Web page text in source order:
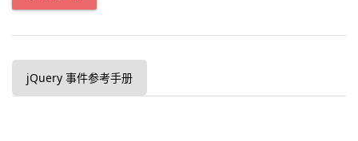
jQuery 事件参考手册